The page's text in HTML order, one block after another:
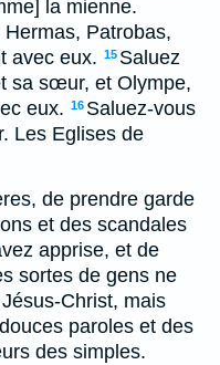
la mienne.
Patrobas,
avec eux. 15 Saluez
sa sœur, et Olympe,
eux. 16 Saluez-vous
Les Eglises de
de prendre garde
et des scandales
apprise, et de
sortes de gens ne
Christ, mais
paroles et des
des simples.